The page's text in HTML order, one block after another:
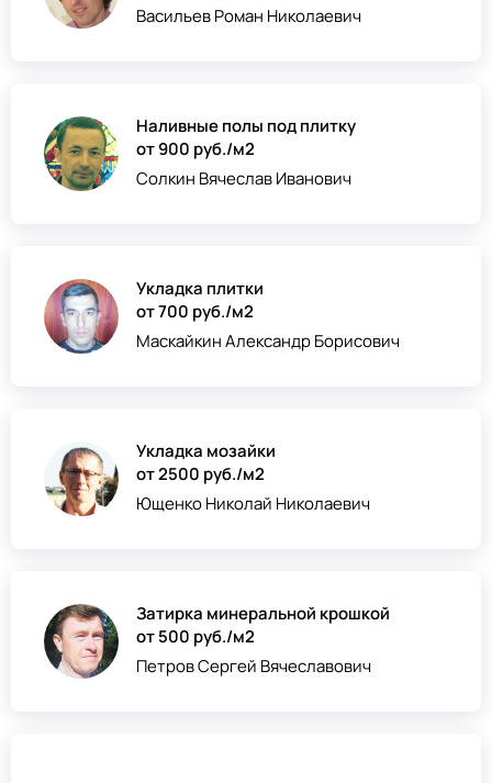
Васильев Роман Николаевич
Наливные полы под плитку
от 900 руб./м2
Солкин Вячеслав Иванович
Укладка плитки
от 700 руб./м2
Маскайкин Александр Борисович
Укладка мозайки
от 2500 руб./м2
Ющенко Николай Николаевич
Затирка минеральной крошкой
от 500 руб./м2
Петров Сергей Вячеславович